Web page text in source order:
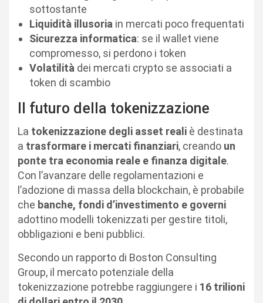
sottostante
Liquidità illusoria in mercati poco frequentati
Sicurezza informatica: se il wallet viene
compromesso, si perdono i token
Volatilità dei mercati crypto se associati a
token di scambio
Il futuro della tokenizzazione
La tokenizzazione degli asset reali è destinata
a trasformare i mercati finanziari, creando un
ponte tra economia reale e finanza digitale.
Con l’avanzare delle regolamentazioni e
l’adozione di massa della blockchain, è probabile
che banche, fondi d’investimento e governi
adottino modelli tokenizzati per gestire titoli,
obbligazioni e beni pubblici.
Secondo un rapporto di Boston Consulting
Group, il mercato potenziale della
tokenizzazione potrebbe raggiungere i 16 trilioni